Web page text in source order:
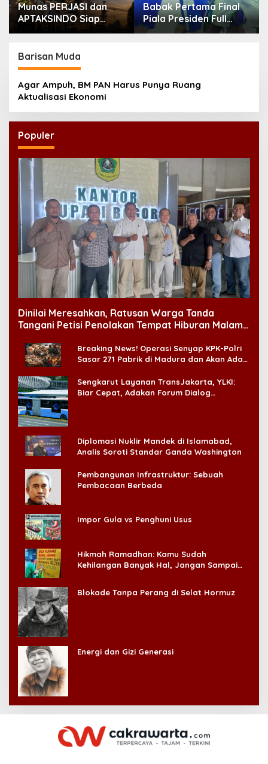
Munas PERJASI dan
APTAKSINDO Siap
Digelar, Bahas
Revisi AD/ART
Babak Pertama Final
Piala Presiden Full
Tegang, Skor Masih
Barisan Muda
Agar Ampuh, BM PAN Harus Punya Ruang
Aktualisasi Ekonomi
Populer
Dinilai Meresahkan, Ratusan Warga Tanda
Tangani Petisi Penolakan Tempat Hiburan Malam
Breaking News! Operasi Senyap KPK-Polri
Sasar 271 Pabrik di Madura dan Akan Ada
Sengkarut Layanan TransJakarta, YLKI:
Biar Cepat, Adakan Forum Dialog
Diplomasi Nuklir Mandek di Islamabad,
Analis Soroti Standar Ganda Washington
Pembangunan Infrastruktur: Sebuah
Pembacaan Berbeda
Impor Gula vs Penghuni Usus
Hikmah Ramadhan: Kamu Sudah
Kehilangan Banyak Hal, Jangan Sampai
Blokade Tanpa Perang di Selat Hormuz
Energi dan Gizi Generasi